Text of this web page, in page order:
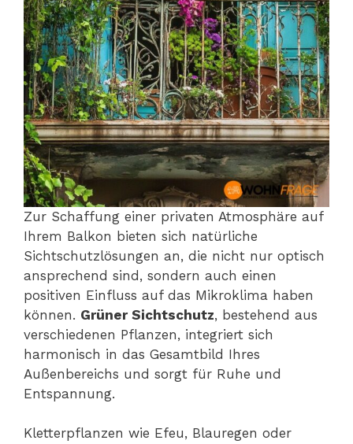
Zur Schaffung einer privaten Atmosphäre auf
Ihrem Balkon bieten sich natürliche
Sichtschutzlösungen an, die nicht nur optisch
ansprechend sind, sondern auch einen
positiven Einfluss auf das Mikroklima haben
können. Grüner Sichtschutz, bestehend aus
verschiedenen Pflanzen, integriert sich
harmonisch in das Gesamtbild Ihres
Außenbereichs und sorgt für Ruhe und
Entspannung.
Kletterpflanzen wie Efeu, Blauregen oder